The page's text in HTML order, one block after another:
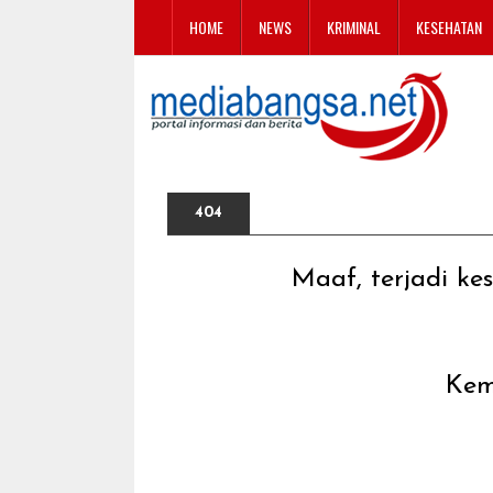
HOME NEWS KRIMINAL KESEHATAN
404
Maaf, terjadi